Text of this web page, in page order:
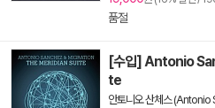
품절
[수입] Antonio
te
안토니오 산체스